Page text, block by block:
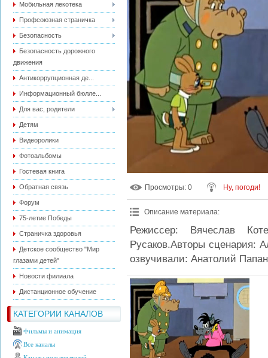
Мобильная лекотека
Профсоюзная страничка
Безопасность
Безопасность дорожного
движения
Антикоррупционная де...
Информационный бюлле...
Для вас, родители
Детям
Видеоролики
Фотоальбомы
Гостевая книга
Обратная связь
Форум
75-летие Победы
Страничка здоровья
Детское сообщество "Мир
глазами детей"
Новости филиала
Дистанционное обучение
КАТЕГОРИИ КАНАЛОВ
Фильмы и анимация
Все каналы
Просмотры: 0 Ну, погоди!
Описание материала:
Режиссер: Вячеслав
Русаков.Авторы сценария:
озвучивали: Анатолий